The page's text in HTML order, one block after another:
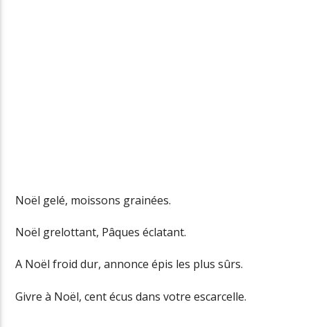
Noël gelé, moissons grainées.
Noël grelottant, Pâques éclatant.
A Noël froid dur, annonce épis les plus sûrs.
Givre à Noël, cent écus dans votre escarcelle.